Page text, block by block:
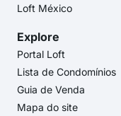
Loft México
Explore
Portal Loft
Lista de Condomínios
Guia de Venda
Mapa do site